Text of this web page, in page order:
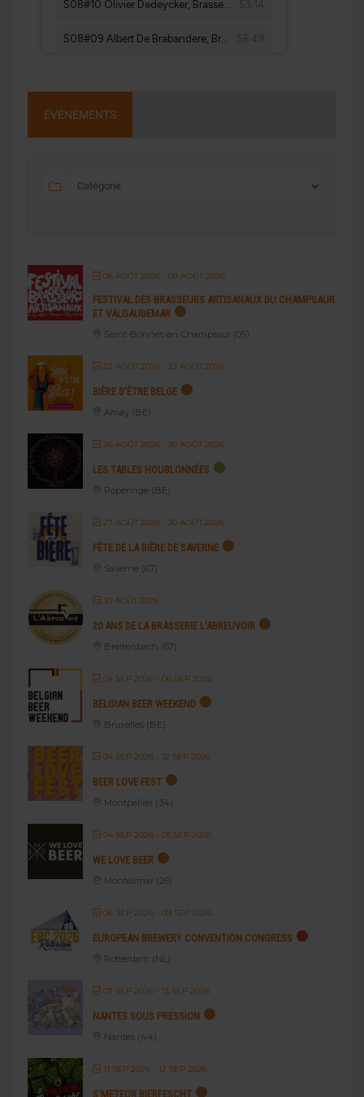
ÉVÉNEMENTS
08 AOÛT 2026- 09 AOÛT 2026
FESTIVAL DES BRASSEURS ARTISANAUX DU CHAMPSAUR
ET VALGAUDEMAR
Saint-Bonnet-en-Champsaur (05)
22 AOÛT 2026- 23 AOÛT 2026
BIÈRE D’ÊTRE BELGE
Amay (BE)
26 AOÛT 2026- 30 AOÛT 2026
LES TABLES HOUBLONNÉES
Poperinge (BE)
27 AOÛT 2026- 30 AOÛT 2026
FÊTE DE LA BIÈRE DE SAVERNE
Saverne (67)
30 AOÛT 2026
20 ANS DE LA BRASSERIE L’ABREUVOIR
Breitenbach (67)
04 SEP 2026- 06 SEP 2026
BELGIAN BEER WEEKEND
Bruxelles (BE)
04 SEP 2026- 12 SEP 2026
BEER LOVE FEST
Montpellier (34)
04 SEP 2026- 05 SEP 2026
WE LOVE BEER
Montélimar (26)
06 SEP 2026- 09 SEP 2026
EUROPEAN BREWERY CONVENTION CONGRESS
Rotterdam (NL)
07 SEP 2026- 13 SEP 2026
NANTES SOUS PRESSION
Nantes (44)
11 SEP 2026- 12 SEP 2026
S’METEOR BIERFESCHT